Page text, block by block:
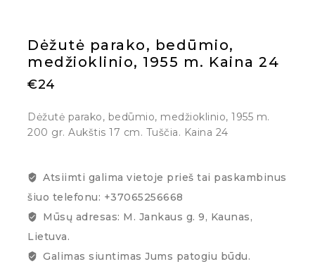
Dėžutė parako, bedūmio,
medžioklinio, 1955 m. Kaina 24
€24
Dėžutė parako, bedūmio, medžioklinio, 1955 m.
200 gr. Aukštis 17 cm. Tuščia. Kaina 24
Atsiimti galima vietoje prieš tai paskambinus
šiuo telefonu: +37065256668
Mūsų adresas: M. Jankaus g. 9, Kaunas,
Lietuva.
Galimas siuntimas Jums patogiu būdu.